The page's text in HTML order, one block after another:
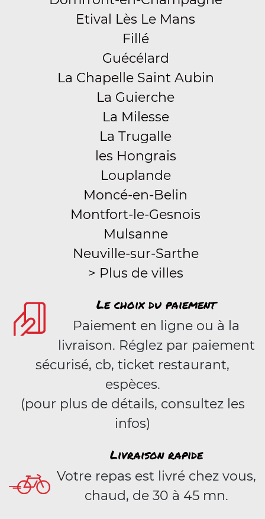
Etival Lès Le Mans
Fillé
Guécélard
La Chapelle Saint Aubin
La Guierche
La Milesse
La Trugalle
les Hongrais
Louplande
Moncé-en-Belin
Montfort-le-Gesnois
Mulsanne
Neuville-sur-Sarthe
> Plus de villes
Le choix du paiement
Paiement en ligne ou à la
livraison. Réglez par paiement
sécurisé, cb, ticket restaurant,
espèces.
(pour plus de détails, consultez les
infos)
Livraison rapide
Votre repas est livré chez vous,
chaud, de 30 à 45 mn.